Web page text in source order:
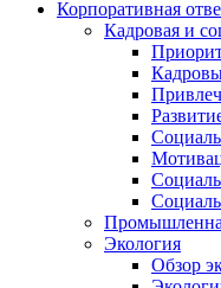
Корпоративная
Кадровая и
Экология
Обзор